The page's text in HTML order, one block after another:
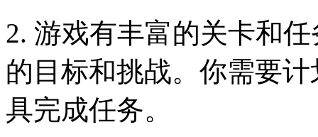
2. 游戏有丰富的关卡和
的目标和挑战。你需要
具完成任务。